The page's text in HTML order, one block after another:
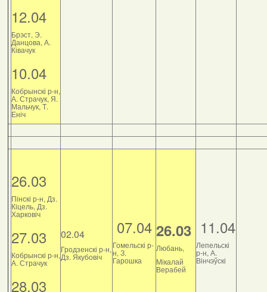
12.04
Брэст, Э.
Данцова, А.
Ківачук
10.04
Кобрынскі р-н,
А. Страчук, Я.
Мальчук, Т.
Еніч
26.03
Пінскі р-н, Дз.
Кіцель, Дз.
Харковіч
27.03
Кобрынскі р-н,
А. Страчук
28.03
02.04
Гродзенскі р-н,
Дз. Якубовіч
07.04
Гомельскі р-
н, З.
Гарошка
26.03
Любань,
Мікалай
Верабей
11.04
Лепельскі
р-н, А.
Вінчэўскі